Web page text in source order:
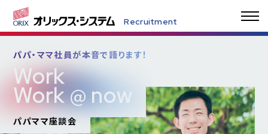
Recruitment
Playback! 私の就活
インタビュー
パパ・ママ社員が本音で語ります！
Work
Work @ now
パパママ座談会